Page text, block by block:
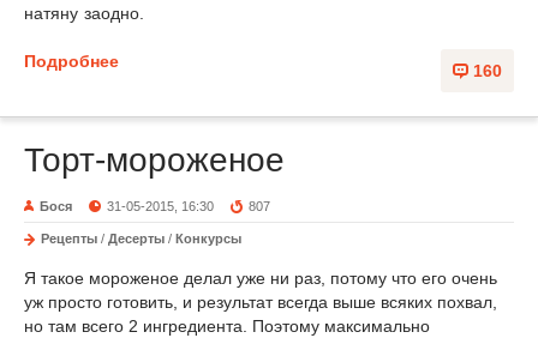
натяну заодно.
160
Подробнее
Торт-мороженое
Бося 31-05-2015, 16:30 807
Рецепты / Десерты / Конкурсы
Я такое мороженое делал уже ни раз, потому что его очень
уж просто готовить, и результат всегда выше всяких похвал,
но там всего 2 ингредиента. Поэтому максимально